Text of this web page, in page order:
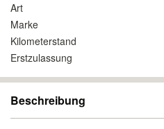
Art
Marke
Kilometerstand
Erstzulassung
Beschreibung